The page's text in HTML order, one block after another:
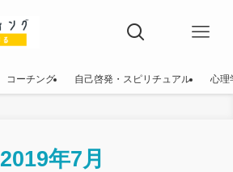
コーチング 自己啓発・スピリチュアル 心理
2019年7月